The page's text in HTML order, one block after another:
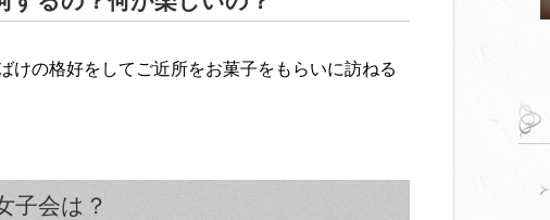
けの格好をしてご近所をお菓子をもらいに訪ねる
子会は？